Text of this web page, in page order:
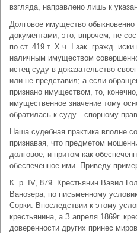
взгляда, направлено лишь к
Долговое имущество
документами; это, впрочем, не
по ст. 419 т. X ч. I зак. гражд.
наличным имуществом
истец суду в доказательство
или не представил; а если
признано имуществом, то,
имущественное значение тому
обратилась к суду—спорному
Наша судебная практика вполне
признавая, что предметом
долговое, и притом как
обеспеченное ими. Приведу
К. p. IV, 879. Крестьянин Вавил
Ванозера, по письменному
Сорки. Впоследствии к этому
крестьянина, а З апреля 1869г.
доверенности других принес